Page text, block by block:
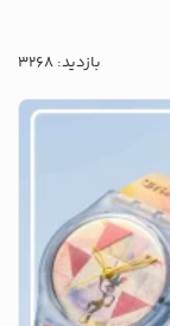
بازدید: 3268